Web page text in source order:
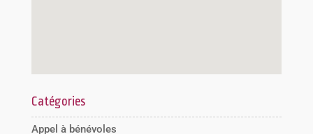
Catégories
Appel à bénévoles